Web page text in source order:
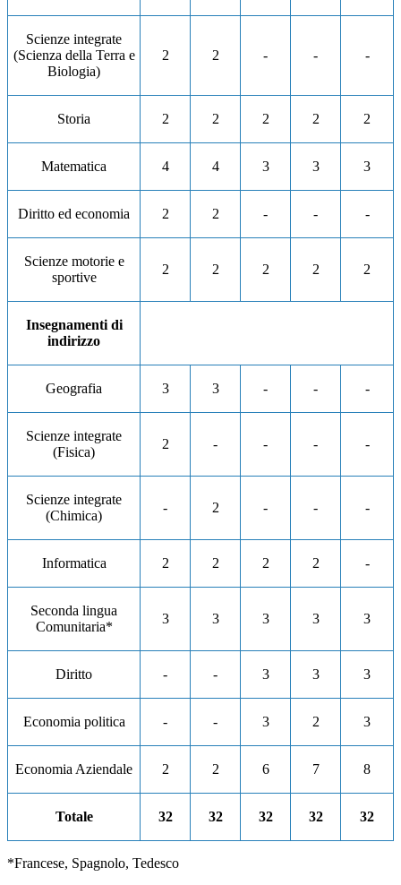
Scienze integrate
(Scienza della Terra e
Biologia)
2 2 - - -
Storia 2 2 2 2 2
Matematica 4 4 3 3 3
Diritto ed economia 2 2 - - -
Scienze motorie e
sportive
2 2 2 2 2
Insegnamenti di
indirizzo
Geografia 3 3 - - -
Scienze integrate
(Fisica)
2 - - - -
Scienze integrate
(Chimica)
- 2 - - -
Informatica 2 2 2 2 -
Seconda lingua
Comunitaria*
3 3 3 3 3
Diritto - - 3 3 3
Economia politica - - 3 2 3
Economia Aziendale 2 2 6 7 8
Totale 32 32 32 32 32
*Francese, Spagnolo, Tedesco